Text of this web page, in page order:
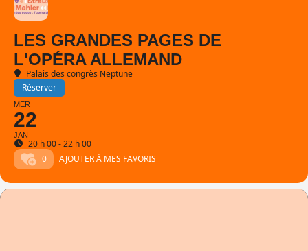
LES GRANDES PAGES DE
L'OPÉRA ALLEMAND
Palais des congrès Neptune
Réserver
MER
22
JAN
20 h 00 - 22 h 00
0
AJOUTER À MES FAVORIS